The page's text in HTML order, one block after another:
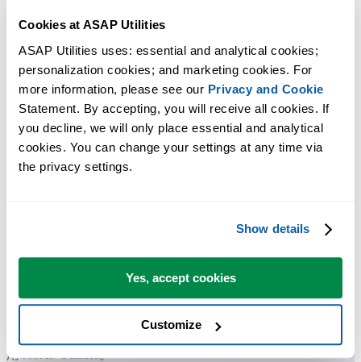
Cookies at ASAP Utilities
ASAP Utilities uses: essential and analytical cookies;
personalization cookies; and marketing cookies. For
more information, please see our Privacy and Cookie
Statement. By accepting, you will receive all cookies. If
you decline, we will only place essential and analytical
cookies. You can change your settings at any time via
the privacy settings.
Show details
Yes, accept cookies
Customize
许多 Excel 用户希望 Excel 内置的实用工具
节省 Excel 工作时间，简单高效。
您可以立即开始使用，无需培训。
大多数用户都会先从几个工具开始。 很多用户后来都会每天使
用 ASAP Utilities。